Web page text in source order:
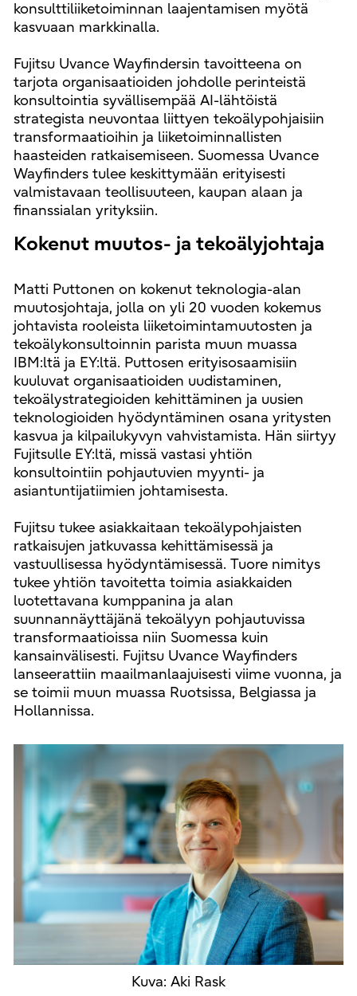
konsulttiliiketoiminnan laajentamisen myötä
kasvuaan markkinalla.
Fujitsu Uvance Wayfindersin tavoitteena on
tarjota organisaatioiden johdolle perinteistä
konsultointia syvällisempää AI-lähtöistä
strategista neuvontaa liittyen tekoälypohjaisiin
transformaatioihin ja liiketoiminnallisten
haasteiden ratkaisemiseen. Suomessa Uvance
Wayfinders tulee keskittymään erityisesti
valmistavaan teollisuuteen, kaupan alaan ja
finanssialan yrityksiin.
Kokenut muutos- ja tekoälyjohtaja
Matti Puttonen on kokenut teknologia-alan
muutosjohtaja, jolla on yli 20 vuoden kokemus
johtavista rooleista liiketoimintamuutosten ja
tekoälykonsultoinnin parista muun muassa
IBM:ltä ja EY:ltä. Puttosen erityisosaamisiin
kuuluvat organisaatioiden uudistaminen,
tekoälystrategioiden kehittäminen ja uusien
teknologioiden hyödyntäminen osana yritysten
kasvua ja kilpailukyvyn vahvistamista. Hän siirtyy
Fujitsulle EY:ltä, missä vastasi yhtiön
konsultointiin pohjautuvien myynti- ja
asiantuntijatiimien johtamisesta.
Fujitsu tukee asiakkaitaan tekoälypohjaisten
ratkaisujen jatkuvassa kehittämisessä ja
vastuullisessa hyödyntämisessä. Tuore nimitys
tukee yhtiön tavoitetta toimia asiakkaiden
luotettavana kumppanina ja alan
suunnannäyttäjänä tekoälyyn pohjautuvissa
transformaatioissa niin Suomessa kuin
kansainvälisesti. Fujitsu Uvance Wayfinders
lanseerattiin maailmanlaajuisesti viime vuonna, ja
se toimii muun muassa Ruotsissa, Belgiassa ja
Hollannissa.
Kuva: Aki Rask